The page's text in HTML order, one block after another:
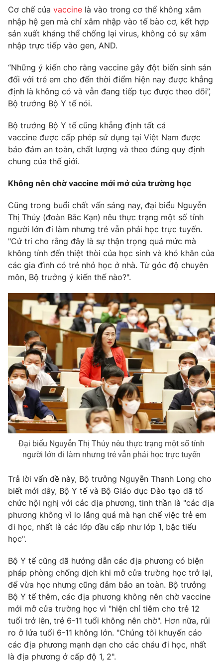
Photo Infographic
Video Shorts video
VTV Money VTV Thể thao
VTV Sức khoẻ
Thị trường 24h Tấm lòng Việt
VTV4
VTV9 VTV8
Liên hệ tòa soạn English
THỜI BÁO VTV
Theo dõi báo trên
Cơ quan chủ quản:
Đài Truyền hình Việt Nam
Cơ quan báo chí:
Thời báo VTV
Giấy phép hoạt động báo in và báo điện tử số 483/GP-BTTTT
cấp ngày 29/12/2023
Tổng Biên tập:Vũ Thanh Thủy
Phó Tổng Biên tập:
Nguyễn Thị Mỹ Hạnh, Phạm Quốc Thắng,
Nguyễn Trọng Ninh
Tổng đài VTV:
024.38 355 931 - 024.38 355 932
Ðiện thoại Thời báo VTV:024.66 897 897
Liên hệ quảng cáo:024-7300.7108
® Cấm sao chép dưới mọi hình thức nếu không có sự chấp
thuận bằng văn bản. Ghi rõ nguồn VTV.vn khi phát hành lại
thông tin từ website này.
Cơ chế của vaccine là vào trong cơ thể không xâm
nhập hệ gen mà chỉ xâm nhập vào tế bào cơ, kết hợp
sản xuất kháng thể chống lại virus, không có sự xâm
nhập trực tiếp vào gen, AND.
“Những ý kiến cho rằng vaccine gây đột biến sinh sản
đối với trẻ em cho đến thời điểm hiện nay được khẳng
định là không có và vẫn đang tiếp tục được theo dõi”,
Bộ trưởng Bộ Y tế nói.
Bộ trưởng Bộ Y tế cũng khẳng định tất cả
vaccine được cấp phép sử dụng tại Việt Nam được
bảo đảm an toàn, chất lượng và theo đúng quy định
chung của thế giới.
Không nên chờ vaccine mới mở cửa trường học
Cũng trong buổi chất vấn sáng nay, đại biểu Nguyễn
Thị Thủy (đoàn Bắc Kạn) nêu thực trạng một số tỉnh
người lớn đi làm nhưng trẻ vẫn phải học trực tuyến.
"Cử tri cho rằng đây là sự thận trọng quá mức mà
không tính đến thiệt thòi của học sinh và khó khăn của
các gia đình có trẻ nhỏ học ở nhà. Từ góc độ chuyên
môn, Bộ trưởng ý kiến thế nào?".
Đại biểu Nguyễn Thị Thủy nêu thực trạng một số tỉnh
người lớn đi làm nhưng trẻ vẫn phải học trực tuyến
Trả lời vấn đề này, Bộ trưởng Nguyễn Thanh Long cho
biết mới đây, Bộ Y tế và Bộ Giáo dục Đào tạo đã tổ
chức hội nghị với các địa phương, tinh thần là "các địa
phương không vì lo lắng quá mà hạn chế việc trẻ em
đi học, nhất là các lớp đầu cấp như lớp 1, bậc tiểu
học".
Bộ Y tế cũng đã hướng dẫn các địa phương có biện
pháp phòng chống dịch khi mở cửa trường học trở lại,
để vừa học nhưng cũng đảm bảo an toàn. Bộ trưởng
Bộ Y tế thêm, các địa phương không nên chờ vaccine
mới mở cửa trường học vì "hiện chỉ tiêm cho trẻ 12
tuổi trở lên, trẻ 6-11 tuổi không nên chờ". Hơn nữa, rủi
ro ở lứa tuổi 6-11 không lớn. "Chúng tôi khuyến cáo
các địa phương mạnh dạn cho các cháu đi học, nhất
là địa phương ở cấp độ 1, 2".